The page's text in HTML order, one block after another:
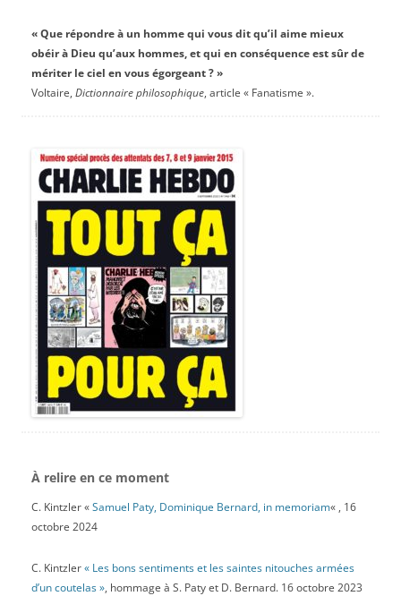
« Que répondre à un homme qui vous dit qu’il aime mieux
obéir à Dieu qu’aux hommes, et qui en conséquence est sûr de
mériter le ciel en vous égorgeant ? »
Voltaire, Dictionnaire philosophique, article « Fanatisme ».
À relire en ce moment
C. Kintzler «Samuel Paty, Dominique Bernard, in memoriam« , 16
octobre 2024
C. Kintzler« Les bons sentiments et les saintes nitouches armées
d’un coutelas », hommage à S. Paty et D. Bernard. 16 octobre 2023